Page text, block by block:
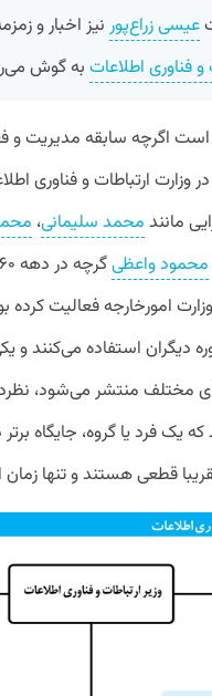
عیسی زراع‌پورنیز اخبار و
و فناوری اطلاعات به گوش
است اگرچه سابقه مدیریت و
وزارت ارتباطات و فناوری
مانند محمد سلیمانی،
محمود واعظی
امورخارجه فعالیت کرده
دیگران استفاده می‌کنند و
مختلف منتشر می‌شود،
یک فرد یا گروه، جایگاه برتر
قطعی هستند و تنها زمان